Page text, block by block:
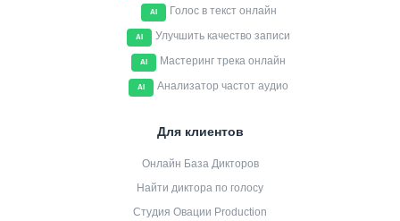
AI Голос в текст онлайн
AI Улучшить качество записи
AI Мастеринг трека онлайн
AI Анализатор частот аудио
Для клиентов
Онлайн База Дикторов
Найти диктора по голосу
Студия Овации Production